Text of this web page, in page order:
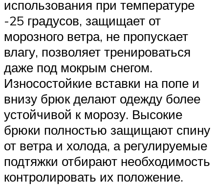
использования при температуре
-25 градусов, защищает от
морозного ветра, не пропускает
влагу, позволяет тренироваться
даже под мокрым снегом.
Износостойкие вставки на попе и
внизу брюк делают одежду более
устойчивой к морозу. Высокие
брюки полностью защищают спину
от ветра и холода, а регулируемые
подтяжки отбирают необходимость
контролировать их положение.